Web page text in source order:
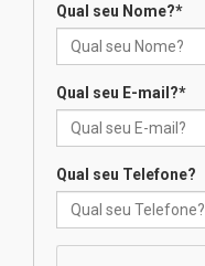
Qual seu Nome?*
Qual seu E-mail?*
Qual seu Telefone?